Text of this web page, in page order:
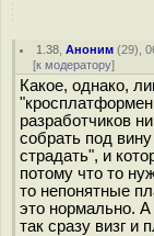
1.38 ,Аноним (29),
[к модератору]
Какое, однако,
разработчиков
собрать под
страдать", и
потому что то
то непонятные
это нормально.
так сразу визг и